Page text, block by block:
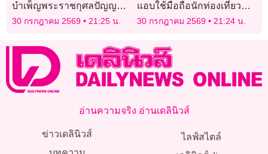
บำเพ็ญพระราชกุศลปัญญา
สมวาร (50 วัน) พระราชทาน
พระศพ เจ้าฟ้าพัชรกิติยาภาฯ
30 กรกฎาคม 2569 21:25 น.
แอบใช้มือถือนักท่องเที่ยว
สาว หลังถูกฆ่าหมกกระเป๋า
เดินทาง
30 กรกฎาคม 2569 21:24 น.
อ่านความจริง อ่านเดลินิวส์
ข่าวเดลินิวส์
ไลฟ์สไตล์